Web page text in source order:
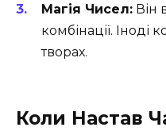
Магія Чисел: Він
комбінації. Іноді
творах.
Коли Настав